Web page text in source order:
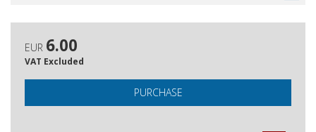
EUR 6.00
VAT Excluded
PURCHASE